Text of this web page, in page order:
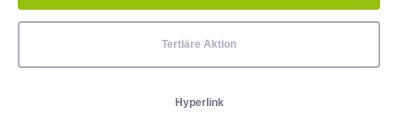
Tertiäre Aktion
Hyperlink